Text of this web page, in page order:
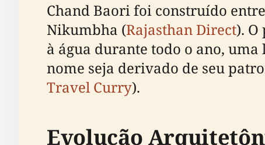
Chand Baori foi construído
Nikumbha (Rajasthan Direct).
à água durante todo o ano,
nome seja derivado de seu
Travel Curry).
Evolução